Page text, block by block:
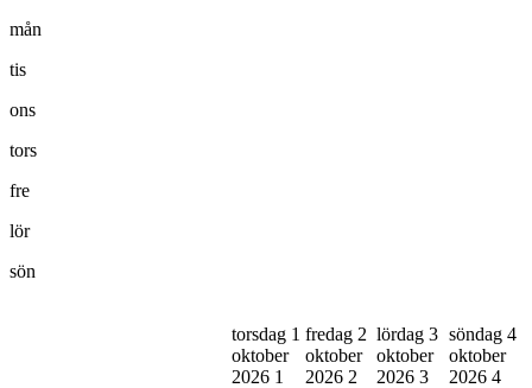
mån
tis
ons
tors
fre
lör
sön
torsdag 1
oktober
2026 1
fredag 2
oktober
2026 2
lördag 3
oktober
2026 3
söndag 4
oktober
2026 4